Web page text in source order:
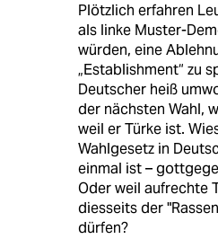
Plötzlich erfahren
als linke Muster-
würden, eine
„Establishment“ zu
Deutscher heiß
der nächsten Wahl,
weil er Türke ist.
Wahlgesetz in
einmal ist –
Oder weil aufrechte
diesseits der
dürfen?